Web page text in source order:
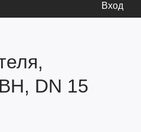
Вход
DN 15